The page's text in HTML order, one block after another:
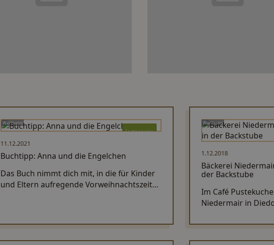
Werbung
Entdecken
11.12.2021
Buchtipp: Anna und die Engelchen
Das Buch nimmt dich mit, in die für Kinder
und Eltern aufregende Vorweihnachtszeit
Werbung
1.12.2018
Bäckerei
der Backstube
Im Café
Niedermair in
Gäste, am schön